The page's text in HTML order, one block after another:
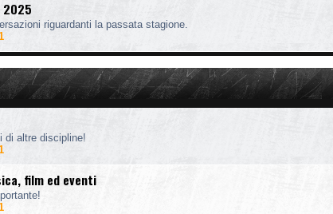
riguardanti la passata stagione.
di altre discipline!
film ed eventi